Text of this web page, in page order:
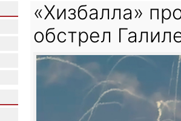
«Хизбалла»
обстрел